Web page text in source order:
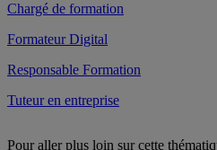
Chargé de formation
Formateur Digital
Responsable Formation
Tuteur en entreprise
Pour aller plus loin sur cette